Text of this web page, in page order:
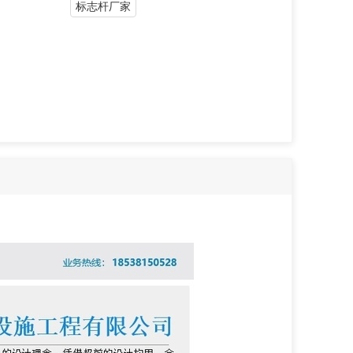
标志杆厂家